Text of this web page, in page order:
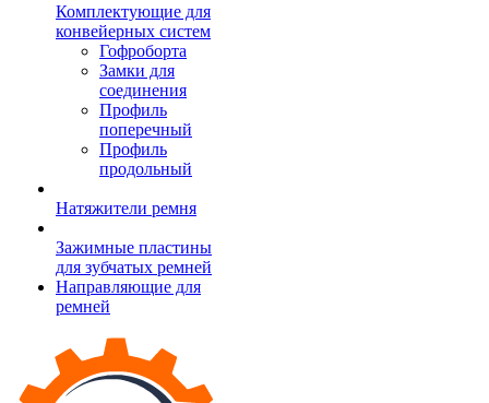
Комплектующие для
конвейерных систем
Гофроборта
Замки для
соединения
Профиль
поперечный
Профиль
продольный
Натяжители ремня
Зажимные пластины
для зубчатых ремней
Направляющие для
ремней